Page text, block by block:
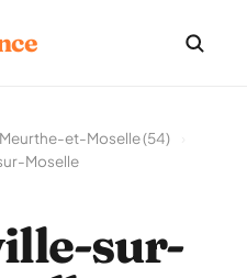
Meurthe-et-Moselle (54)
Moselle
sur-